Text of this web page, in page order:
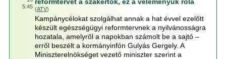
5:45 (ATV)
Kampánycélokat szolgálhat annak a hat évvel ezelőtt
készült egészségügyi reformtervnek a nyilvánosságra
hozatala, amelyről a napokban számolt be a sajtó –
erről beszélt a kormányinfón Gulyás Gergely. A
Miniszterelnökséget vezető miniszter szerint a